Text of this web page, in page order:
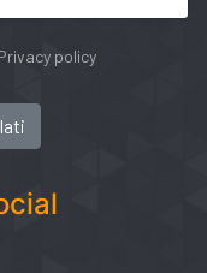
policy